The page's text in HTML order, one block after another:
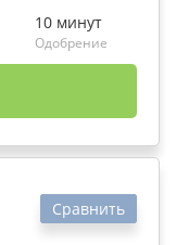
10 минут
Одобрение
Сравнить